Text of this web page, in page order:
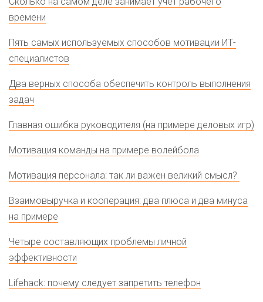
времени
Пять самых используемых способов мотивации ИТ-
специалистов
Два верных способа обеспечить контроль выполнения
задач
Главная ошибка руководителя (на примере деловых игр)
Мотивация команды на примере волейбола
Мотивация персонала: так ли важен великий смысл?
Взаимовыручка и кооперация: два плюса и два минуса
на примере
Четыре составляющих проблемы личной
эффективности
Lifehack: почему следует запретить телефон